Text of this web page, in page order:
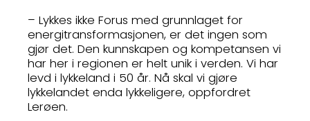
– Lykkes ikke Forus med grunnlaget for
energitransformasjonen, er det ingen som
gjør det. Den kunnskapen og kompetansen vi
har her i regionen er helt unik i verden. Vi har
levd i lykkeland i 50 år. Nå skal vi gjøre
lykkelandet enda lykkeligere, oppfordret
Lerøen.